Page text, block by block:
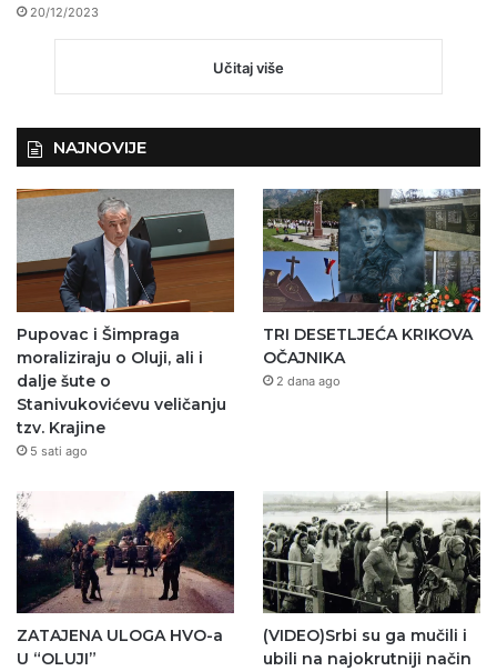
20/12/2023
Učitaj više
NAJNOVIJE
Pupovac i Šimpraga
moraliziraju o Oluji, ali i
dalje šute o
Stanivukovićevu veličanju
tzv. Krajine
5 sati ago
TRI DESETLJEĆA KRIKOVA
OČAJNIKA
2 dana ago
ZATAJENA ULOGA HVO-a
U “OLUJI”
(VIDEO)Srbi su ga mučili i
ubili na najokrutniji način